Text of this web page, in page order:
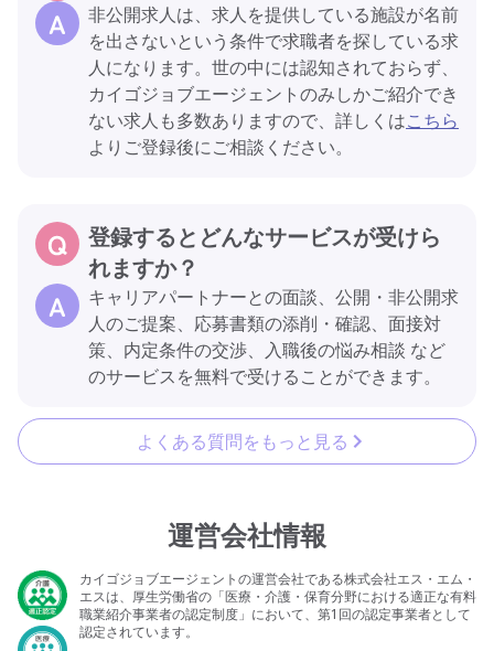
非公開求人は、求人を提供している施設が名前
を出さないという条件で求職者を探している求
人になります。世の中には認知されておらず、
カイゴジョブエージェントのみしかご紹介でき
ない求人も多数ありますので、詳しくはこちら
よりご登録後にご相談ください。
登録するとどんなサービスが受けら
れますか？
キャリアパートナーとの面談、公開・非公開求
人のご提案、応募書類の添削・確認、面接対
策、内定条件の交渉、入職後の悩み相談 など
のサービスを無料で受けることができます。
よくある質問をもっと見る
運営会社情報
カイゴジョブエージェントの運営会社である株式会社エス・エム・
エスは、厚生労働省の「医療・介護・保育分野における適正な有料
職業紹介事業者の認定制度」において、第1回の認定事業者として
認定されています。